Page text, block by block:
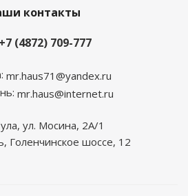
контакты
+7 (4872) 709-777
mr.haus71@yandex.ru
mr.haus@internet.ru
ул. Мосина, 2А/1
Голенчинское шоссе, 12